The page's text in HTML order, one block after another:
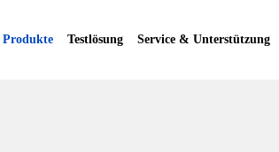
Produkte Testlösung Service & Unterstützung